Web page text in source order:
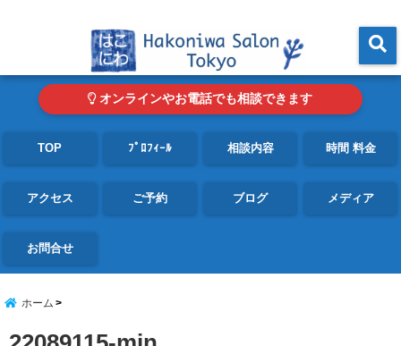
オンラインやお電話でも相談できます
TOP ﾌﾟﾛﾌｨｰﾙ 相談内容 時間 料金
アクセス ご予約 ブログ メディア
お問合せ
ホーム